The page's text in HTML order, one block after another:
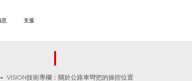
支援
VISION技術專欄：關於公路車彎把的操控位置